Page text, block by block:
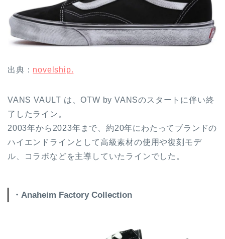
出典： novelship.
VANS VAULT は、OTW by VANSのスタートに伴い終
了したライン。
2003年から2023年まで、約20年にわたってブランドの
ハイエンドラインとして高級素材の使用や復刻モデ
ル、コラボなどを主導していたラインでした。
・Anaheim Factory Collection